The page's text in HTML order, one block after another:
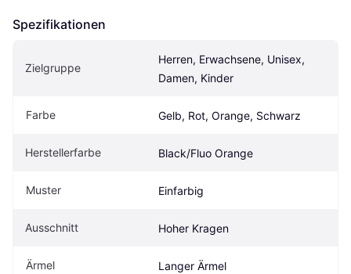
Spezifikationen
Zielgruppe
Herren, Erwachsene, Unisex,
Damen, Kinder
Farbe Gelb, Rot, Orange, Schwarz
Herstellerfarbe Black/Fluo Orange
Muster Einfarbig
Ausschnitt Hoher Kragen
Ärmel Langer Ärmel